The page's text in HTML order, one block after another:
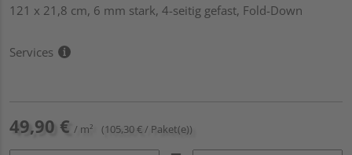
121 x 21,8 cm, 6 mm stark, 4-seitig gefast, Fold-Down
Services
49,90 € / m² (105,30 € / Paket(e))